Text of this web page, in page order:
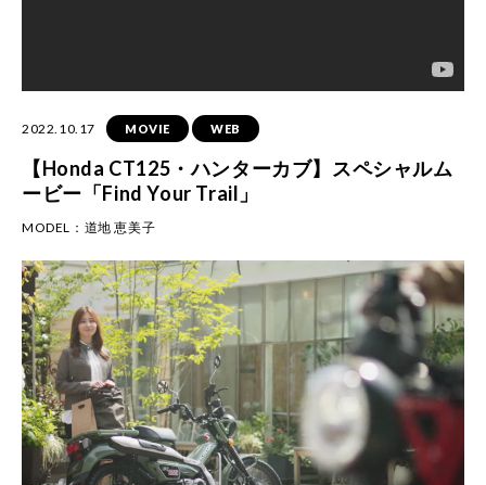
2022.10.17 MOVIE WEB
【Honda CT125・ハンターカブ】スペシャルム
ービー「Find Your Trail」
MODEL： 道地 恵美子